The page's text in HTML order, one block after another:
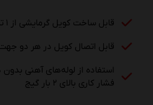
قابل ساخت کویل گرمایشی از ۱ تا ۳ ردیف
قابل اتصال کویل در هر دو
استفاده از لوله‌های آهنی بدون
فشار کاری بالای ۲ بار گیج